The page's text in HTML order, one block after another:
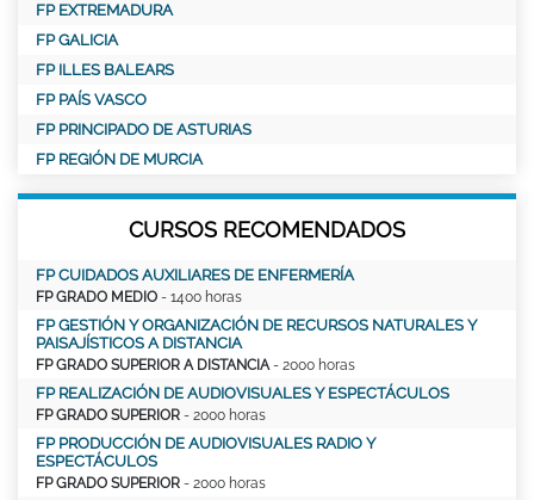
FP EXTREMADURA
FP GALICIA
FP ILLES BALEARS
FP PAÍS VASCO
FP PRINCIPADO DE ASTURIAS
FP REGIÓN DE MURCIA
CURSOS RECOMENDADOS
FP CUIDADOS AUXILIARES DE ENFERMERÍA
FP GRADO MEDIO - 1400 horas
FP GESTIÓN Y ORGANIZACIÓN DE RECURSOS NATURALES Y
PAISAJÍSTICOS A DISTANCIA
FP GRADO SUPERIOR A DISTANCIA- 2000 horas
FP REALIZACIÓN DE AUDIOVISUALES Y ESPECTÁCULOS
FP GRADO SUPERIOR - 2000 horas
FP PRODUCCIÓN DE AUDIOVISUALES RADIO Y
ESPECTÁCULOS
FP GRADO SUPERIOR - 2000 horas